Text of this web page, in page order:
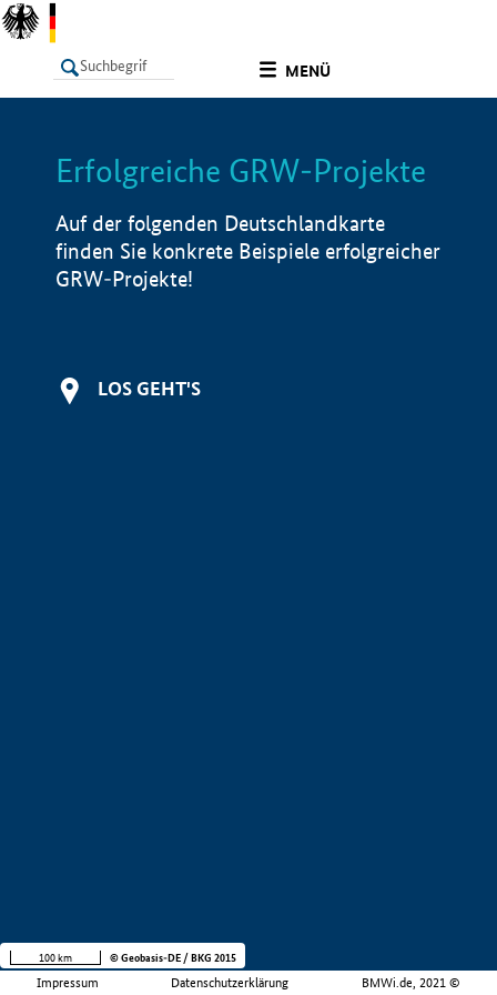
MENÜ
LISTE Info
Erfolgreiche GRW-Projekte
Auf der folgenden Deutschlandkarte
finden Sie konkrete Beispiele erfolgreicher
GRW-Projekte!
LOS GEHT'S
Impressum Datenschutzerklärung BMWi.de, 2021 ©
100 km © Geobasis-DE / BKG 2015